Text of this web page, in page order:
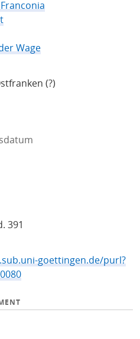
Wage
(?)
391
goettingen.de/purl?